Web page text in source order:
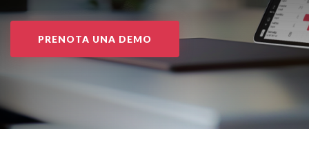
PRENOTA UNA DEMO